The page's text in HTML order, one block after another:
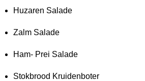
Huzaren Salade
Zalm Salade
Ham- Prei Salade
Stokbrood Kruidenboter